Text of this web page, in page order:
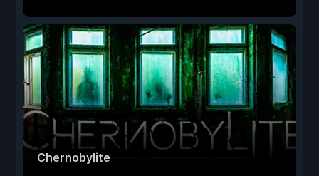
Chernobylite